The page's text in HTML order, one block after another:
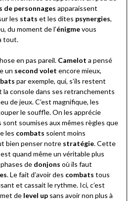
de personnages apparaissent
les stats et les dites psynergies,
du moment de l’énigmevous
tout.
en pas pareil. Camelot a pensé
un second volet encore mieux,
par exemple, qui, s’ils restent
console dans ses retranchements
de jeux. C’est magnifique, les
le souffle. On les apprécie
sont soumises aux mêmes règles que
les combats soient moins
bien penser notre stratégie. Cette
est quand même un véritable plus
de donjons où ils faut
. Le fait d’avoir des combats tous
et cassait le rythme. Ici, c’est
de level upsans avoir non plus à